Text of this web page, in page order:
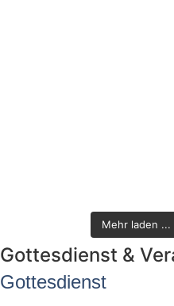
Mehr laden ...
Gottesdienst &
Gottesdienst